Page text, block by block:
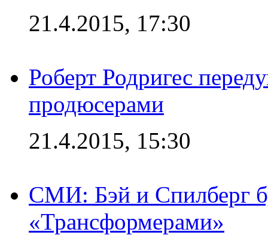
21.4.2015, 17:30
Роберт Родригес
продюсерами
21.4.2015, 15:30
СМИ: Бэй и Спилберг
«Трансформерами»